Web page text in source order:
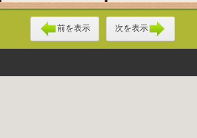
前を表示 次を表示